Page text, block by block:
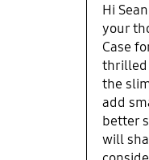
Hi
your
Case
thrilled
the
add
better
will